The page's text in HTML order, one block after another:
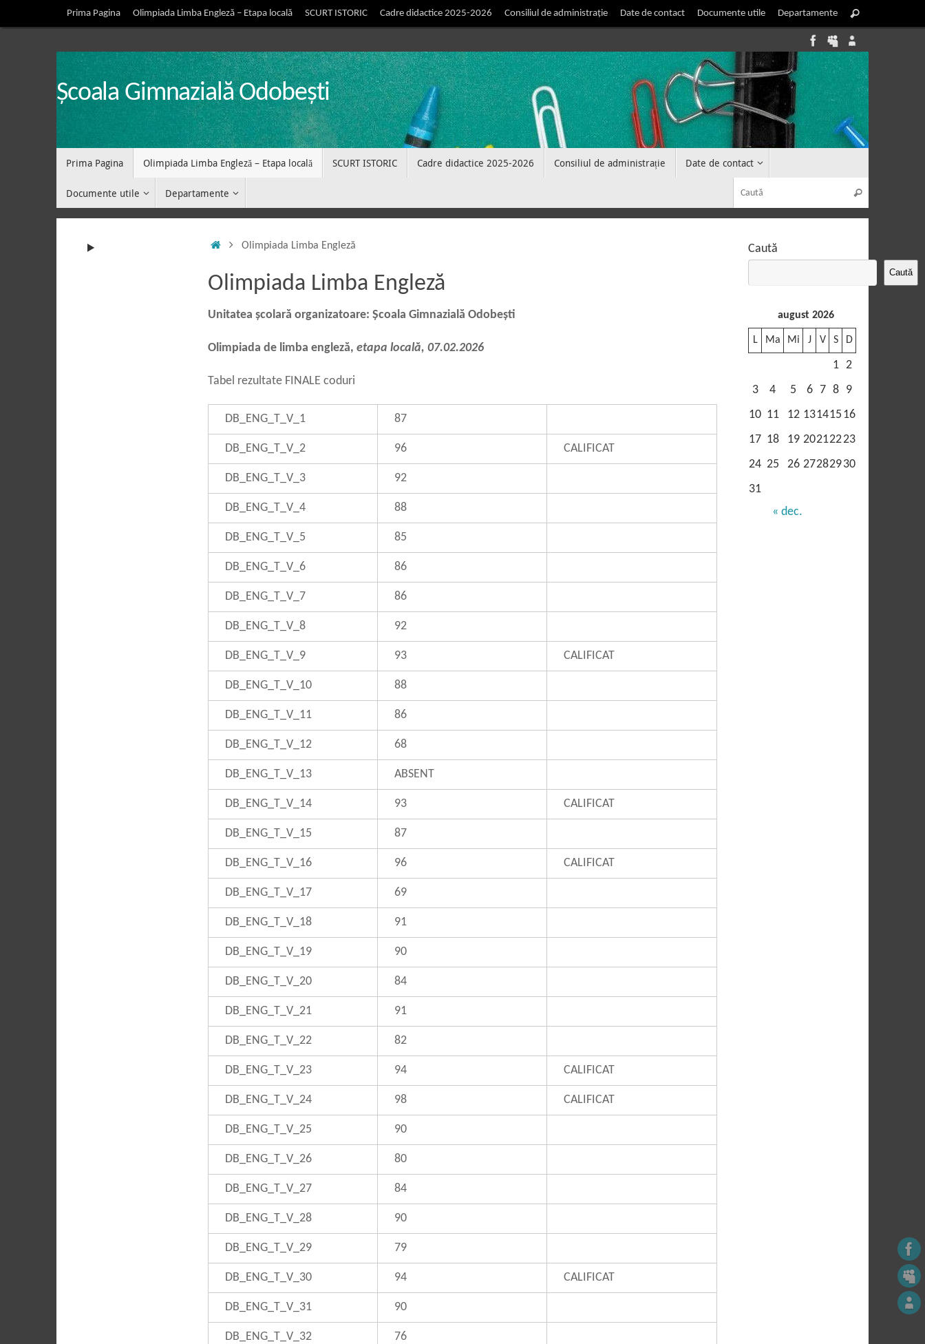
la
Prima Pagina Olimpiada Limba Engleză – Etapa locală SCURT ISTORIC Cadre didactice 2025-2026 Consiliul de administrație Date de contact Documente utile Departamente
după:
Caută
Școala Gimnazială Odobești
Prima Pagina Olimpiada Limba Engleză – Etapa locală SCURT ISTORIC Cadre didactice 2025-2026 Consiliul de administrație Date de contact
Documente utile Departamente Caută
PrimaOlimpiada Limba Engleză
Olimpiada Limba Engleză
Unitatea școlară organizatoare: Școala Gimnazială Odobești
Olimpiada de limba engleză, etapa locală, 07.02.2026
Tabel rezultate FINALE coduri
DB_ENG_T_V_1 87
DB_ENG_T_V_2 96 CALIFICAT
DB_ENG_T_V_3 92
DB_ENG_T_V_4 88
DB_ENG_T_V_5 85
DB_ENG_T_V_6 86
DB_ENG_T_V_7 86
DB_ENG_T_V_8 92
DB_ENG_T_V_9 93 CALIFICAT
DB_ENG_T_V_10 88
DB_ENG_T_V_11 86
DB_ENG_T_V_12 68
DB_ENG_T_V_13 ABSENT
DB_ENG_T_V_14 93 CALIFICAT
DB_ENG_T_V_15 87
DB_ENG_T_V_16 96 CALIFICAT
DB_ENG_T_V_17 69
DB_ENG_T_V_18 91
DB_ENG_T_V_19 90
DB_ENG_T_V_20 84
DB_ENG_T_V_21 91
DB_ENG_T_V_22 82
DB_ENG_T_V_23 94 CALIFICAT
DB_ENG_T_V_24 98 CALIFICAT
DB_ENG_T_V_25 90
DB_ENG_T_V_26 80
DB_ENG_T_V_27 84
DB_ENG_T_V_28 90
DB_ENG_T_V_29 79
DB_ENG_T_V_30 94 CALIFICAT
DB_ENG_T_V_31 90
DB_ENG_T_V_32 76
Caută
Caută
august 2026
L Ma Mi J V S D
1 2
3
4 5 6 7 8
9
10 11 12 131415 16
17 18 19 20212223
24 25 26 27282930
31
« dec.